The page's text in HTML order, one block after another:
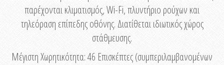
παρέχονται κλιματισμός, Wi-Fi, πλυντήριο ρούχων και
τηλεόραση επίπεδης οθόνης. Διατίθεται ιδιωτικός χώρος
στάθμευσης.
Μέγιστη Χωρητικότητα: 46 Eπισκέπτες (συμπεριλαμβανομένων